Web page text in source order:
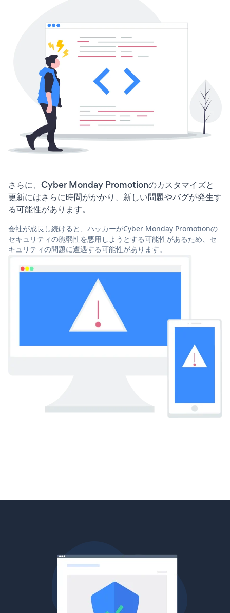
さらに、Cyber Monday Promotionのカスタマイズと
更新にはさらに時間がかかり、新しい問題やバグが発生す
る可能性があります。
会社が成長し続けると、ハッカーがCyber Monday Promotionの
セキュリティの脆弱性を悪用しようとする可能性があるため、セ
キュリティの問題に遭遇する可能性があります。